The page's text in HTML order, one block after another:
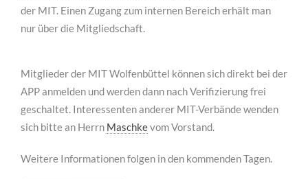
der MIT. Einen Zugang zum internen Bereich erhält man
nur über die Mitgliedschaft.
Mitglieder der MIT Wolfenbüttel können sich direkt bei der
APP anmelden und werden dann nach Verifizierung frei
geschaltet. Interessenten anderer MIT-Verbände wenden
sich bitte an Herrn Maschkevom Vorstand.
Weitere Informationen folgen in den kommenden Tagen.